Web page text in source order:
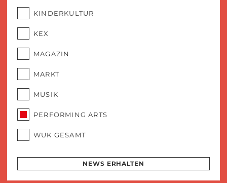
KINDERKULTUR
KEX
MAGAZIN
MARKT
MUSIK
PERFORMING ARTS
WUK GESAMT
NEWS ERHALTEN